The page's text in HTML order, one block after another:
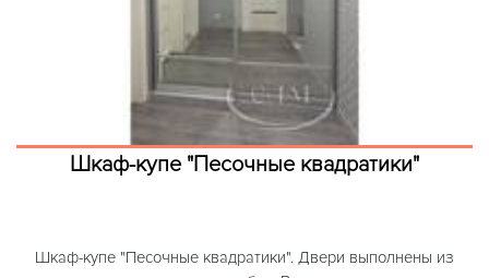
Шкаф-купе "Песочные квадратики"
Шкаф-купе "Песочные квадратики". Двери выполнены из